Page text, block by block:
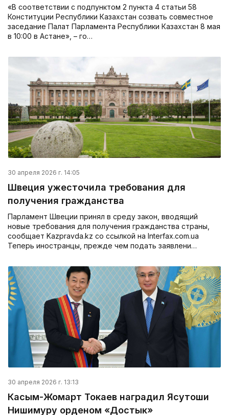
«В соответствии с подпунктом 2 пункта 4 статьи 58
Конституции Республики Казахстан созвать совместное
заседание Палат Парламента Республики Казахстан 8 мая
в 10:00 в Астане», – го…
30 апреля 2026 г. 14:05
Швеция ужесточила требования для
получения гражданства
Парламент Швеции принял в среду закон, вводящий
новые требования для получения гражданства страны,
сообщает Kazpravda.kz со ссылкой на Interfax.com.ua
Теперь иностранцы, прежде чем подать заявлени…
30 апреля 2026 г. 13:13
Касым-Жомарт Токаев наградил Ясутоши
Нишимуру орденом «Достык»